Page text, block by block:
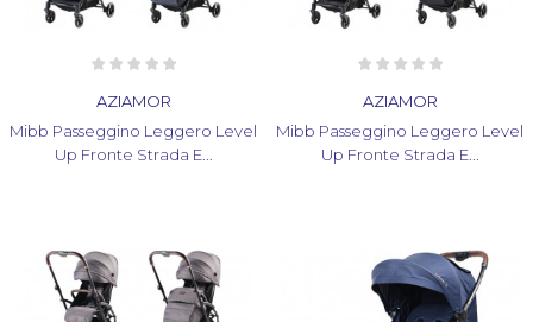
AZIAMOR
Mibb Passeggino Leggero Level
Up Fronte Strada E...
AZIAMOR
Mibb Passeggino Leggero Level
Up Fronte Strada E...